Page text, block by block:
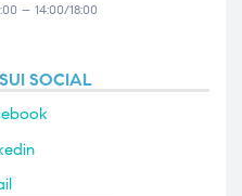
– 14:00/18:00
SOCIAL